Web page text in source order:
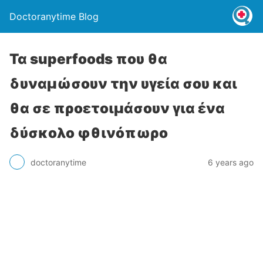
Doctoranytime Blog
Τα superfoods που θα
δυναμώσουν την υγεία σου και
θα σε προετοιμάσουν για ένα
δύσκολο φθινόπωρο
doctoranytime 6 years ago